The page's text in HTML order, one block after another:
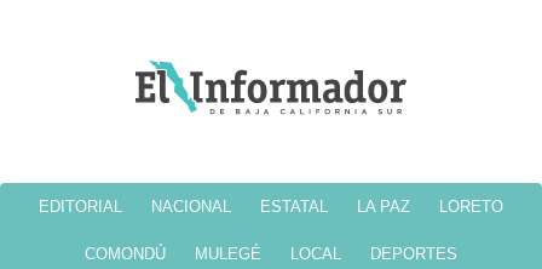
EDITORIAL NACIONAL ESTATAL LA PAZ LORETO
COMONDÚ MULEGÉ LOCAL DEPORTES